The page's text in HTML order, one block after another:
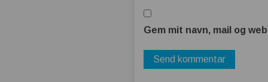
Gem mit navn, mail og